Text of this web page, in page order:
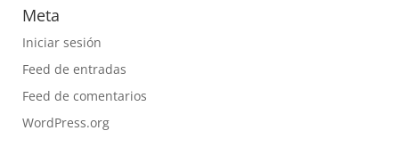
Meta
Iniciar sesión
Feed de entradas
Feed de comentarios
WordPress.org